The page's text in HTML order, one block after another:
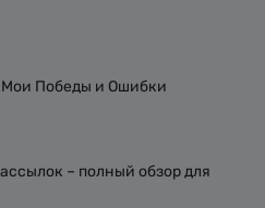
Мои Победы и Ошибки
– полный обзор для